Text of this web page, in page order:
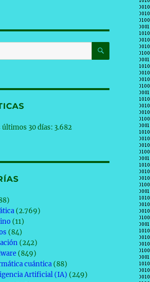
BUSCAR
últimos 30 días: 3.682
(2.769)
(11)
(84)
(242)
(849)
cuántica(88)
Artificial (IA) (249)